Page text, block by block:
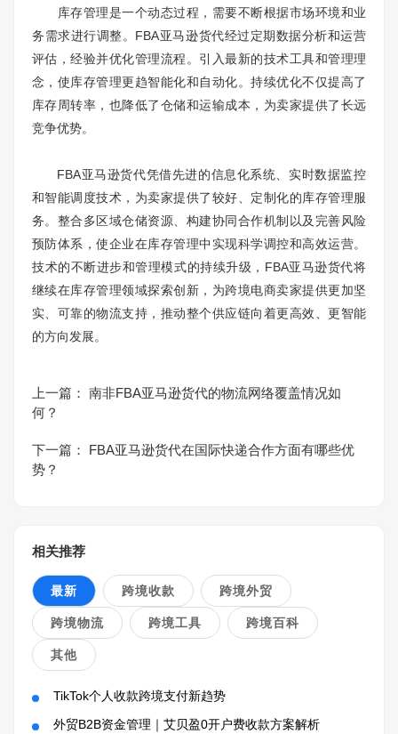
库存管理是一个动态过程，需要不断根据市场环境和业
务需求进行调整。FBA亚马逊货代经过定期数据分析和运营
评估，经验并优化管理流程。引入最新的技术工具和管理理
念，使库存管理更趋智能化和自动化。持续优化不仅提高了
库存周转率，也降低了仓储和运输成本，为卖家提供了长远
竞争优势。
FBA亚马逊货代凭借先进的信息化系统、实时数据监控
和智能调度技术，为卖家提供了较好、定制化的库存管理服
务。整合多区域仓储资源、构建协同合作机制以及完善风险
预防体系，使企业在库存管理中实现科学调控和高效运营。
技术的不断进步和管理模式的持续升级，FBA亚马逊货代将
继续在库存管理领域探索创新，为跨境电商卖家提供更加坚
实、可靠的物流支持，推动整个供应链向着更高效、更智能
的方向发展。
上一篇： 南非FBA亚马逊货代的物流网络覆盖情况如
何？
下一篇：
FBA亚马逊货代在国际快递合作方面有哪些优
势？
相关推荐
最新 跨境收款 跨境外贸
跨境物流 跨境工具 跨境百科
其他
TikTok个人收款跨境支付新趋势
外贸B2B资金管理｜艾贝盈0开户费收款方案解析